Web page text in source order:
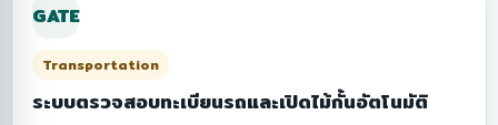
บริหารจัดการยานพาหนะให้คุ้มค่า ลดเที่ยวรถที่ไม่จำเป็น และ
ยกระดับการเดินทางอย่างยั่งยืนขององค์กร
GATE
Transportation
ระบบตรวจสอบทะเบียนรถและเปิดไม้กั้นอัตโนมัติ